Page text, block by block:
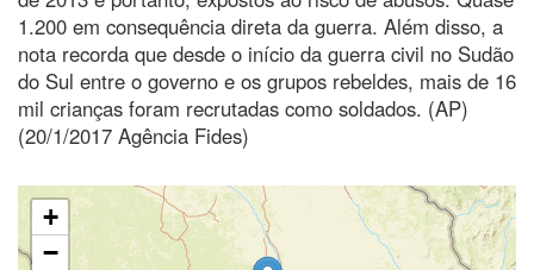
1.200 em consequência direta da guerra. Além disso, a
nota recorda que desde o início da guerra civil no Sudão
do Sul entre o governo e os grupos rebeldes, mais de 16
mil crianças foram recrutadas como soldados. (AP)
(20/1/2017 Agência Fides)
+
−